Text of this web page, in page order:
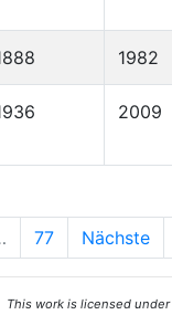
1982
2009
77 Nächste
This work is licensed under